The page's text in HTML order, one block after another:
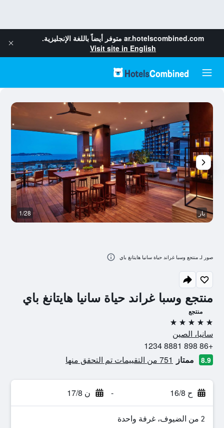
ar.hotelscombined.com متوفر أيضاً باللغة الإنجليزية.
Visit site in English
منتجع وسبا غراند حياة سانيا هايتانغ باي
منتجع
5 نجوم
سانيا، الصين
+86 898 8881 1234
8.9 ممتاز 751 من التقييمات تم التحقق منها
ح 16/8 - ن 17/8
2 من الضيوف، غرفة واحدة
بار 1/28
صور لـ منتجع وسبا غراند حياة سانيا هايتانغ باي